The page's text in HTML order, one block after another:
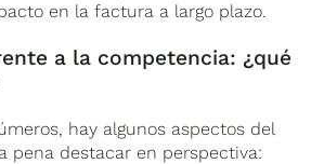
en la factura a largo plazo.
a la competencia: ¿qué
hay algunos aspectos del
pena destacar en perspectiva: